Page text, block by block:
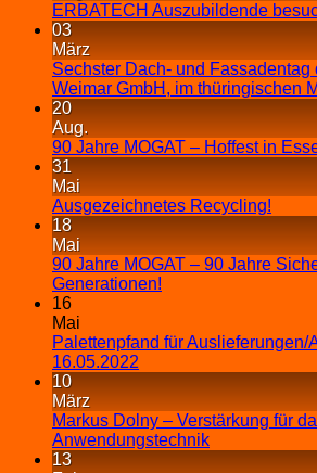
ERBATECH Auszubildende
03
März
Sechster Dach- und
Weimar GmbH, im thüringischen
20
Aug.
90 Jahre MOGAT – Hoffest in
31
Mai
Ausgezeichnetes Recycling!
18
Mai
90 Jahre MOGAT – 90 Jahre
Generationen!
16
Mai
Palettenpfand für Auslieferungen/
16.05.2022
10
März
Markus Dolny – Verstärkung für
Anwendungstechnik
13